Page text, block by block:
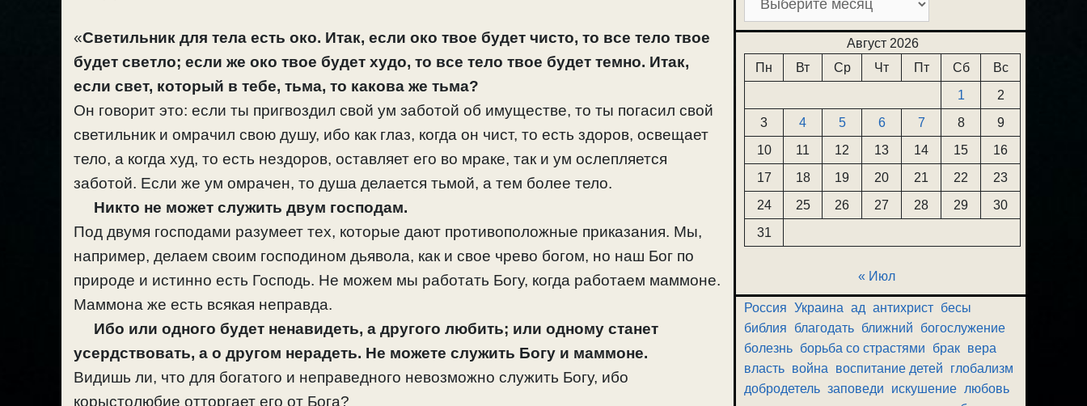
«Светильник для тела есть око. Итак, если око твое будет чисто, то все тело твое
будет светло; если же око твое будет худо, то все тело твое будет темно. Итак,
если свет, который в тебе, тьма, то какова же тьма?
Он говорит это: если ты пригвоздил свой ум заботой об имуществе, то ты погасил свой
светильник и омрачил свою душу, ибо как глаз, когда он чист, то есть здоров, освещает
тело, а когда худ, то есть нездоров, оставляет его во мраке, так и ум ослепляется
заботой. Если же ум омрачен, то душа делается тьмой, а тем более тело.
Никто не может служить двум господам.
Под двумя господами разумеет тех, которые дают противоположные приказания. Мы,
например, делаем своим господином дьявола, как и свое чрево богом, но наш Бог по
природе и истинно есть Господь. Не можем мы работать Богу, когда работаем маммоне.
Маммона же есть всякая неправда.
Ибо или одного будет ненавидеть, а другого любить; или одному станет
усердствовать, а о другом нерадеть. Не можете служить Богу и маммоне.
Видишь ли, что для богатого и неправедного невозможно служить Богу, ибо
корыстолюбие отторгает его от Бога?
Август 2026
Пн
Вт Ср Чт Пт Сб
Вс
1
2
3
4 5 6 7 8
9
10
11 12 13 14 15
16
17
18 19 20 21 22
23
24
25 26 27 28 29
30
31
« Июл
Россия Украина ад антихрист бесы
библия
благодать ближний
богослужение
болезнь борьба со страстями брак вера
власть война воспитание детей
глобализм
добродетель заповеди искушение любовь